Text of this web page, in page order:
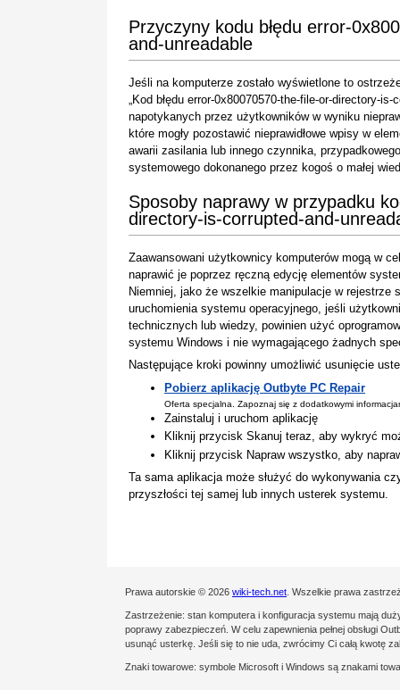
Przyczyny kodu błędu error-
and-unreadable
Jeśli na komputerze zostało wyświetlone to
„Kod błędu error-0x80070570-the-file-or-directory-
napotykanych przez użytkowników w wyniku
które mogły pozostawić nieprawidłowe wpisy w
awarii zasilania lub innego czynnika,
systemowego dokonanego przez kogoś o małej
Sposoby naprawy w przypadku
directory-is-corrupted-and-
Zaawansowani użytkownicy komputerów mogą w
naprawić je poprzez ręczną edycję elementów
Niemniej, jako że wszelkie manipulacje w
uruchomienia systemu operacyjnego, jeśli
technicznych lub wiedzy, powinien użyć
systemu Windows i nie wymagającego żadnych
Następujące kroki powinny umożliwić usunięcie
Pobierz aplikację Outbyte PC Repair
Oferta specjalna. Zapoznaj się z dodatkowymi
Zainstaluj i uruchom aplikację
Kliknij przycisk Skanuj teraz, aby wykryć
Kliknij przycisk Napraw wszystko, aby
Ta sama aplikacja może służyć do wykonywania
przyszłości tej samej lub innych usterek systemu.
Prawa autorskie © 2026 wiki-tech.net . Wszelkie prawa
Zastrzeżenie: stan komputera i konfiguracja systemu mają
poprawy zabezpieczeń. W celu zapewnienia pełnej obsługi
usunąć usterkę. Jeśli się to nie uda, zwrócimy Ci całą kwotę
Znaki towarowe: symbole Microsoft i Windows są znakami